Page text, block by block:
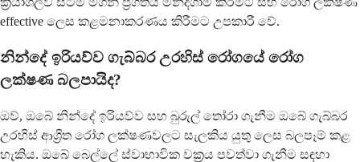
effective ලෙස කළමනාකරණය කිරීමට උපකාරී වේ.
නින්දේ ඉරියව්ව ගැබ්බර උරහිස් රෝගයේ රෝග
ලක්ෂණ බලපායිද?
ඔව්, ඔබේ නින්දේ ඉරියව්ව සහ බුරුල් තෝරා ගැනීම ඔබේ ගැබ්බර
උරහිස් ආශ්‍රිත රෝග ලක්ෂණවලට සැලකිය යුතු ලෙස බලපෑම් කළ
හැකිය. ඔබේ බෙල්ලේ ස්වාභාවික වක්‍රය පවත්වා ගැනීම සඳහා